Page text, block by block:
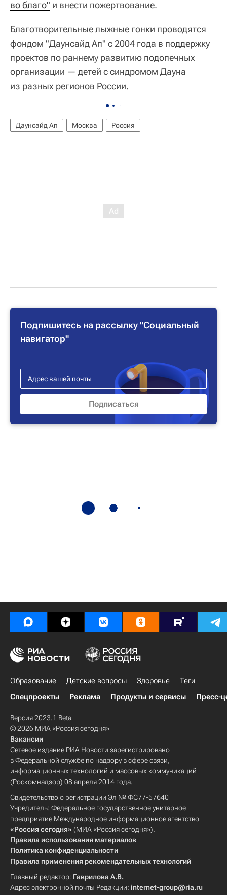
во благо" и внести пожертвование.
Благотворительные лыжные гонки проводятся
фондом "Даунсайд Ап" с 2004 года в поддержку
проектов по раннему развитию подопечных
организации — детей с синдромом Дауна
из разных регионов России.
Даунсайд Ап Москва Россия
Подпишитесь на рассылку "Социальный
навигатор"
Образование Детские вопросы Здоровье
Теги
Спецпроекты
Реклама Продукты и сервисы Пресс-
Версия 2023.1 Beta
© 2026 МИА «Россия сегодня»
Вакансии
Сетевое издание РИА Новости зарегистрировано
в Федеральной службе по надзору в сфере связи,
информационных технологий и массовых коммуникаций
(Роскомнадзор) 08 апреля 2014 года.
Свидетельство о регистрации Эл № ФС77-57640
Учредитель: Федеральное государственное унитарное
предприятие Международное информационное агентство
«Россия сегодня» (МИА «Россия сегодня»).
Правила использования материалов
Политика конфиденциальности
Правила применения рекомендательных технологий
Главный редактор: Гаврилова А.В.
Адрес электронной почты Редакции: internet-group@ria.ru